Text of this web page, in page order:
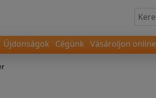
Újdonságok Cégünk Vásároljon online